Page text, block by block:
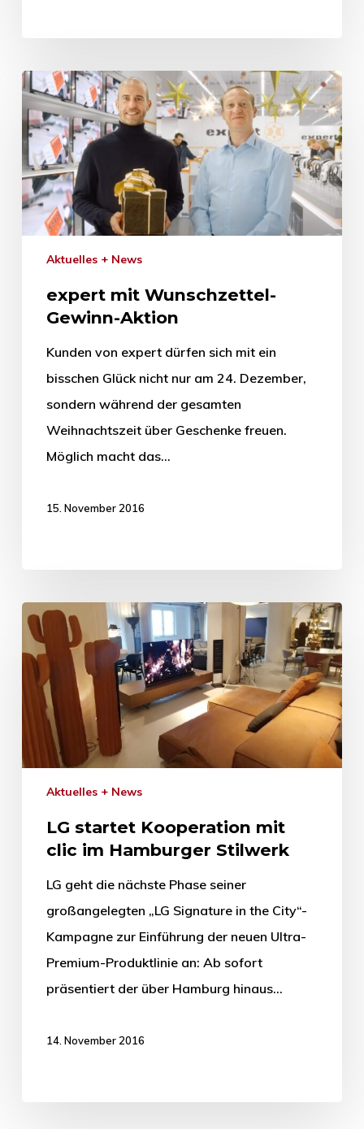
Aktuelles + News
expert mit Wunschzettel-
Gewinn-Aktion
Kunden von expert dürfen sich mit ein
bisschen Glück nicht nur am 24. Dezember,
sondern während der gesamten
Weihnachtszeit über Geschenke freuen.
Möglich macht das…
15. November 2016
Aktuelles + News
LG startet Kooperation mit
clic im Hamburger Stilwerk
LG geht die nächste Phase seiner
großangelegten „LG Signature in the City“-
Kampagne zur Einführung der neuen Ultra-
Premium-Produktlinie an: Ab sofort
präsentiert der über Hamburg hinaus…
14. November 2016